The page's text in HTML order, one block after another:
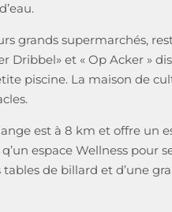
grands supermarchés,
Dribbel» et « Op Acker »
piscine. La maison de
est à 8 km et offre un
espace Wellness pour
de billard et d’une